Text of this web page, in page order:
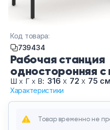
Рабочая станция
односторонняя
тумбами на 2
104-Са Янтарный
цвет Сандал
цвет опор
Шх Г х В: 316 х 72 х 75 см
Характеристики
Код товара:
739434
Товар временно не
Тумбы
Офисные
Офисные